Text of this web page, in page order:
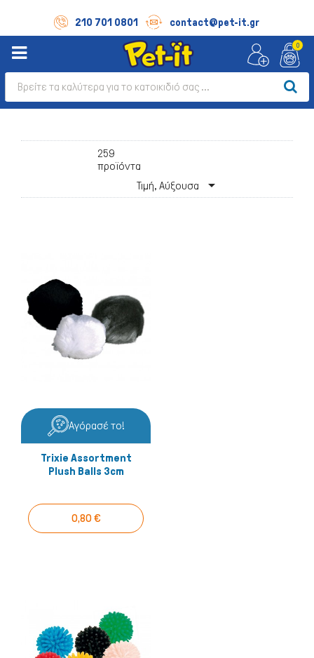
210 701 0801 contact@pet-it.gr
0
259
προϊόντα
Τιμή, Αύξουσα

Αγόρασέ το!
Trixie Assortment
Plush Balls 3cm
0,80 €